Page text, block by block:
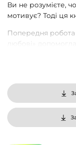
Ви не розумієте,
мотивує? Тоді ця
Попередня робота
любові»
розібратися з
стосунках.
Ця книга
і створити таку
захочеться йти. І